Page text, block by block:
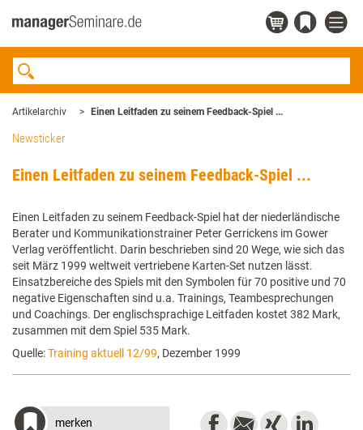
Artikelarchiv Einen Leitfaden zu seinem Feedback-Spiel ...
Newsticker
Einen Leitfaden zu seinem Feedback-Spiel ...
Einen Leitfaden zu seinem Feedback-Spiel hat der niederländische
Berater und Kommunikationstrainer Peter Gerrickens im Gower
Verlag veröffentlicht. Darin beschrieben sind 20 Wege, wie sich das
seit März 1999 weltweit vertriebene Karten-Set nutzen lässt.
Einsatzbereiche des Spiels mit den Symbolen für 70 positive und 70
negative Eigenschaften sind u.a. Trainings, Teambesprechungen
und Coachings. Der englischsprachige Leitfaden kostet 382 Mark,
zusammen mit dem Spiel 535 Mark.
Quelle:Training aktuell 12/99, Dezember 1999
merken